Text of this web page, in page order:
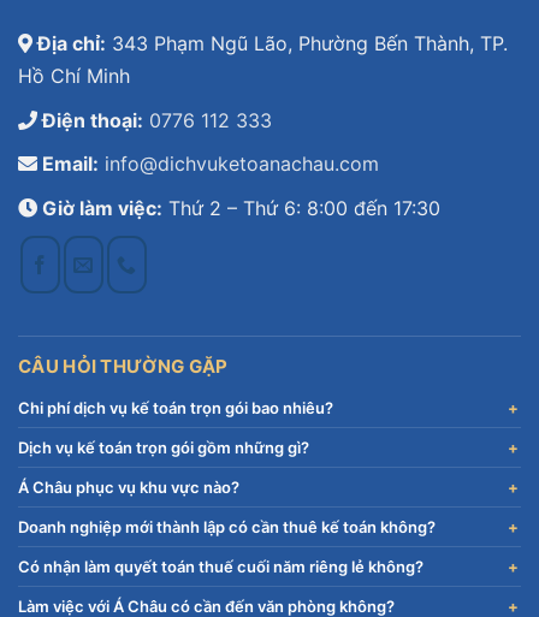
Địa chỉ: 343 Phạm Ngũ Lão, Phường Bến Thành, TP.
Hồ Chí Minh
Điện thoại: 0776 112 333
Email: info@dichvuketoanachau.com
Giờ làm việc: Thứ 2 – Thứ 6: 8:00 đến 17:30
CÂU HỎI THƯỜNG GẶP
Chi phí dịch vụ kế toán trọn gói bao nhiêu?
Dịch vụ kế toán trọn gói gồm những gì?
Á Châu phục vụ khu vực nào?
Doanh nghiệp mới thành lập có cần thuê kế toán không?
Có nhận làm quyết toán thuế cuối năm riêng lẻ không?
Làm việc với Á Châu có cần đến văn phòng không?